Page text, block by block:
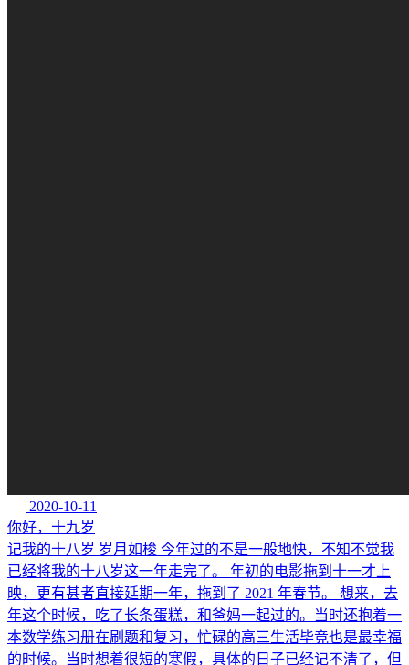
2020-10-11
你好，十九岁
记我的十八岁 岁月如梭 今年过的不是一般地快，不知不觉我
已经将我的十八岁这一年走完了。 年初的电影拖到十一才上
映，更有甚者直接延期一年，拖到了 2021 年春节。 想来，去
年这个时候，吃了长条蛋糕，和爸妈一起过的。当时还抱着一
本数学练习册在刷题和复习，忙碌的高三生活毕竟也是最幸福
的时候。当时想着很短的寒假，具体的日子已经记不清了，但